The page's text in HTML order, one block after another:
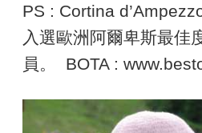
PS : Cortina
入選歐洲阿爾卑斯最佳
員。 BOTA :